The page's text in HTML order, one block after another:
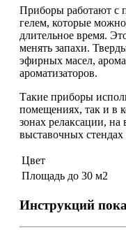
Приборы работают с
гелем, которые
длительное время.
менять запахи.
эфирных масел,
ароматизаторов.
Такие приборы
помещениях, так и в
зонах релаксации,
выставочных стендах
Цвет
Площадь до 30 м2
Инструкций